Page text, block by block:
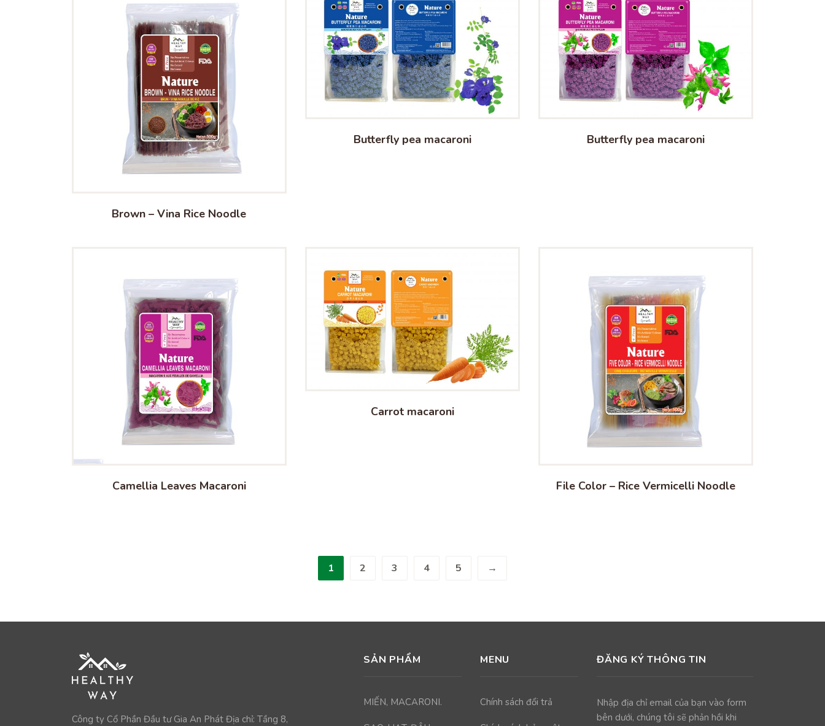
Brown – Vina Rice Noodle
Butterfly pea macaroni Butterfly pea macaroni
Camellia Leaves Macaroni
Carrot macaroni
File Color – Rice Vermicelli Noodle
1 2 3 4 5 →
Công ty Cổ Phần Đầu tư Gia An Phát Địa chỉ: Tầng 8,
SẢN PHẨM
MIẾN, MACARONI.
MENU
Chính sách đổi trả
ĐĂNG KÝ THÔNG TIN
Nhập địa chỉ email của bạn vào form
bên dưới, chúng tôi sẽ phản hồi khi